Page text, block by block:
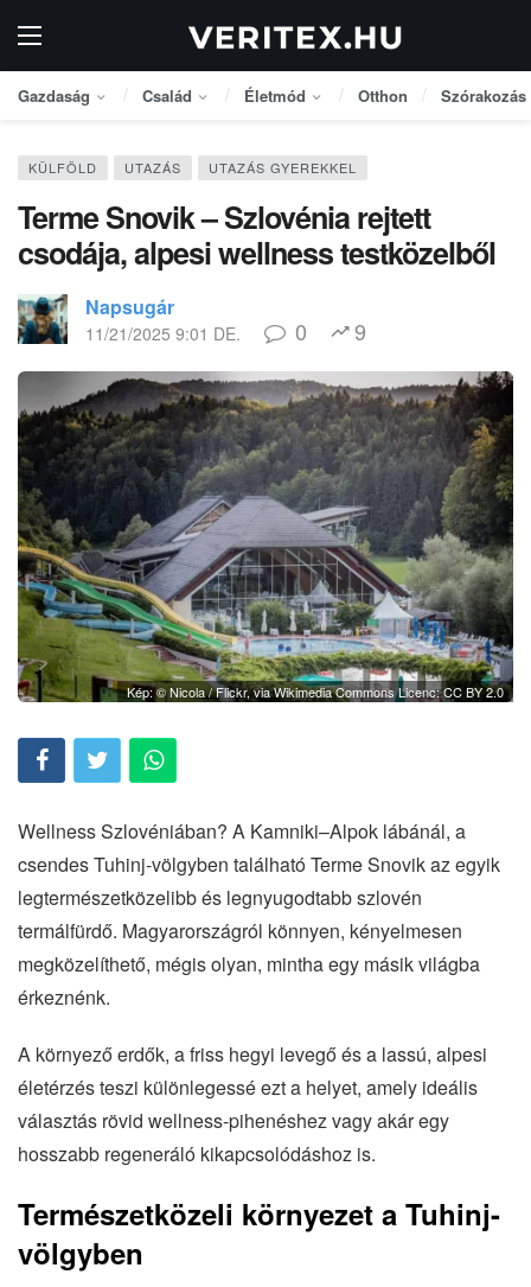
Gazdaság Család Életmód Otthon Szórakozás
KÜLFÖLD UTAZÁS UTAZÁS GYEREKKEL
Terme Snovik – Szlovénia rejtett
csodája, alpesi wellness testközelből
Napsugár
11/21/2025 9:01 DE. 0 9
Kép: © Nicola / Flickr, via Wikimedia Commons Licenc: CC BY 2.0
Wellness Szlovéniában? A Kamniki–Alpok lábánál, a
csendes Tuhinj-völgyben található Terme Snovik az egyik
legtermészetközelibb és legnyugodtabb szlovén
termálfürdő. Magyarországról könnyen, kényelmesen
megközelíthető, mégis olyan, mintha egy másik világba
érkeznénk.
A környező erdők, a friss hegyi levegő és a lassú, alpesi
életérzés teszi különlegessé ezt a helyet, amely ideális
választás rövid wellness-pihenéshez vagy akár egy
hosszabb regeneráló kikapcsolódáshoz is.
Természetközeli környezet a Tuhinj-
völgyben